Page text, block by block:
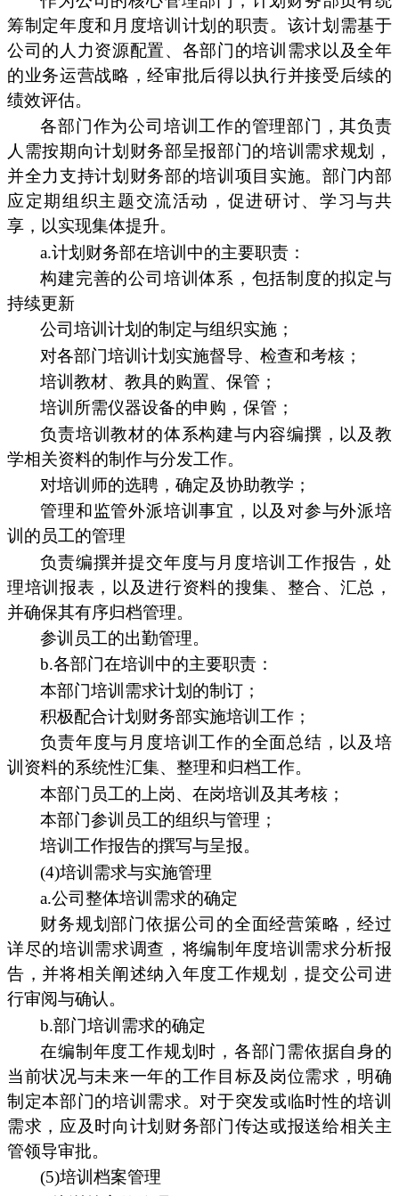
筹制定年度和月度培训计划的职责。该计划需基于
公司的人力资源配置、各部门的培训需求以及全年
的业务运营战略，经审批后得以执行并接受后续的
绩效评估。
各部门作为公司培训工作的管理部门，其负责
人需按期向计划财务部呈报部门的培训需求规划，
并全力支持计划财务部的培训项目实施。部门内部
应定期组织主题交流活动，促进研讨、学习与共
享，以实现集体提升。
a.计划财务部在培训中的主要职责：
构建完善的公司培训体系，包括制度的拟定与
持续更新
公司培训计划的制定与组织实施；
对各部门培训计划实施督导、检查和考核；
培训教材、教具的购置、保管；
培训所需仪器设备的申购，保管；
负责培训教材的体系构建与内容编撰，以及教
学相关资料的制作与分发工作。
对培训师的选聘，确定及协助教学；
管理和监管外派培训事宜，以及对参与外派培
训的员工的管理
负责编撰并提交年度与月度培训工作报告，处
理培训报表，以及进行资料的搜集、整合、汇总，
并确保其有序归档管理。
参训员工的出勤管理。
b.各部门在培训中的主要职责：
本部门培训需求计划的制订；
积极配合计划财务部实施培训工作；
负责年度与月度培训工作的全面总结，以及培
训资料的系统性汇集、整理和归档工作。
本部门员工的上岗、在岗培训及其考核；
本部门参训员工的组织与管理；
培训工作报告的撰写与呈报。
(4)培训需求与实施管理
a.公司整体培训需求的确定
财务规划部门依据公司的全面经营策略，经过
详尽的培训需求调查，将编制年度培训需求分析报
告，并将相关阐述纳入年度工作规划，提交公司进
行审阅与确认。
b.部门培训需求的确定
在编制年度工作规划时，各部门需依据自身的
当前状况与未来一年的工作目标及岗位需求，明确
制定本部门的培训需求。对于突发或临时性的培训
需求，应及时向计划财务部门传达或报送给相关主
管领导审批。
(5)培训档案管理